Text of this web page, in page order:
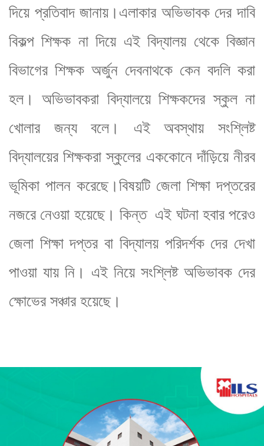
দিয়ে প্রতিবাদ জানায়।এলাকার অভিভাবক দের দাবি
বিকল্প শিক্ষক না দিয়ে এই বিদ্যালয় থেকে বিজ্ঞান
বিভাগের শিক্ষক অর্জুন দেবনাথকে কেন বদলি করা
হল। অভিভাবকরা বিদ্যালয়ে শিক্ষকদের স্কুল না
খোলার জন্য বলে। এই অবস্থায় সংশ্লিষ্ট
বিদ্যালয়ের শিক্ষকরা স্কুলের এককোনে দাঁড়িয়ে নীরব
ভূমিকা পালন করেছে।বিষয়টি জেলা শিক্ষা দপ্তরের
নজরে নেওয়া হয়েছে। কিন্ত এই ঘটনা হবার পরেও
জেলা শিক্ষা দপ্তর বা বিদ্যালয় পরিদর্শক দের দেখা
পাওয়া যায় নি। এই নিয়ে সংশ্লিষ্ট অভিভাবক দের
ক্ষোভের সঞ্চার হয়েছে।